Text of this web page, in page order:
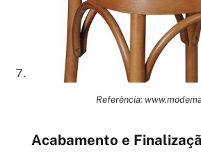
Referência:
Acabamento e